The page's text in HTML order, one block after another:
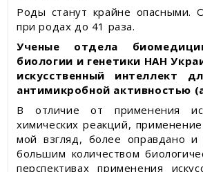
Роды станут крайне опасными.
при родах до 41 раза.
Ученые отдела
биологии и генетики НАН
искусственный интеллект
антимикробной активностью
В отличие от применения
химических реакций,
мой взгляд, более оправдано
большим количеством
перспективах применения